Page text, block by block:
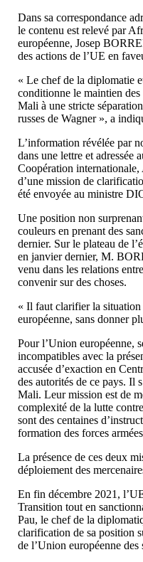
Dans sa correspondance
le contenu est relevé par
européenne, Josep
des actions de l’UE en
« Le chef de la diplomatie
conditionne le maintien
Mali à une stricte
russes de Wagner », a
L’information révélée par
dans une lettre et adressée
Coopération
d’une mission de
été envoyée au ministre
Une position non
couleurs en prenant des
dernier. Sur le plateau de
en janvier dernier, M.
venu dans les relations
convenir sur des choses.
« Il faut clarifier la
européenne, sans donner
Pour l’Union européenne,
incompatibles avec la
accusée d’exaction en
des autorités de ce pays. Il
Mali. Leur mission est de
complexité de la lutte
sont des centaines
formation des forces
La présence de ces deux
déploiement des
En fin décembre 2021,
Transition tout en
Pau, le chef de la
clarification de sa position
de l’Union européenne des